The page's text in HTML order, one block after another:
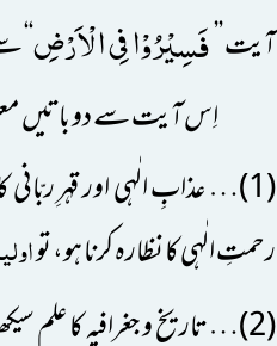
آیت ’’فَسِیْرُوْا فِی الْاَرْضِ
اِس آیت سے دو باتیں
(1)… عذابِ الٰہی اور قہرِ ربّانی
رحمتِ الٰہی کا نظارہ کرنا ہو، تو
(2)… تاریخ و جغرافیہ کا علم سیکھنا بہت مفید ہے کہ اس سے